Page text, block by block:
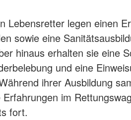
Lebensretter legen einen
sowie eine
hinaus erhalten sie eine
und eine
ihrer Ausbildung
im
fort.